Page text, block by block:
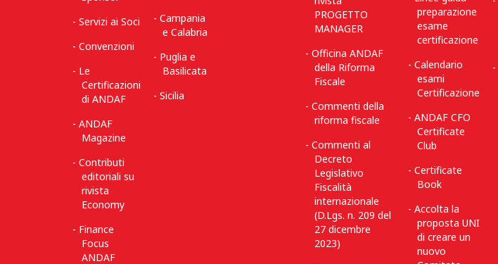
Servizi ai Soci
Convenzioni
Le
Certificazioni
di ANDAF
ANDAF
Magazine
Contributi
editoriali su
rivista
Economy
Finance
Focus
ANDAF
Campania
e Calabria
Puglia e
Basilicata
Sicilia
PROGETTO
MANAGER
Officina ANDAF
della Riforma
Fiscale
Commenti della
riforma fiscale
Commenti al
Decreto
Legislativo
Fiscalità
internazionale
(D.Lgs. n. 209 del
27 dicembre
2023)
preparazione
esame
certificazione
Calendario
esami
Certificazione
ANDAF CFO
Certificate
Club
Certificate
Book
Accolta la
proposta UNI
di creare un
nuovo